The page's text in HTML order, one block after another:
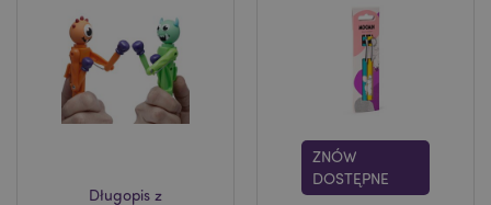
Długopis z
ZNÓW
DOSTĘPNE